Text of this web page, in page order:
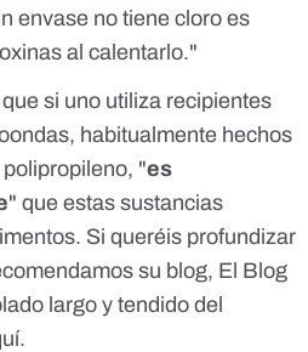
envase no tiene cloro es
al calentarlo."
si uno utiliza recipientes
habitualmente hechos
"es
" que estas sustancias
Si queréis profundizar
su blog, El Blog
largo y tendido del
.